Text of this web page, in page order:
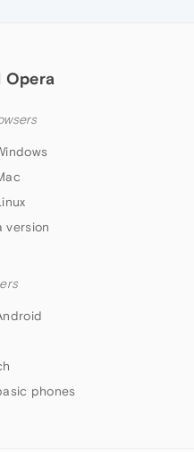
Opera
version
phones